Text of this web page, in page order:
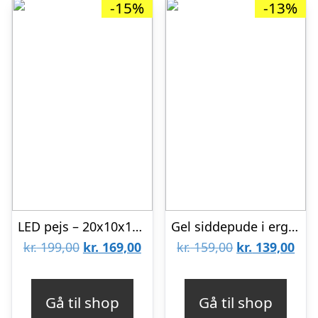
-15%
LED pejs – 20x10x18.5 cm
kr.199,00 Den
var:
kr. 169,00Den
Gå til shop
-13%
Gel siddepude i ergonomisk design
kr.159,00 Den
var:
kr. 139,00Den
Gå til shop